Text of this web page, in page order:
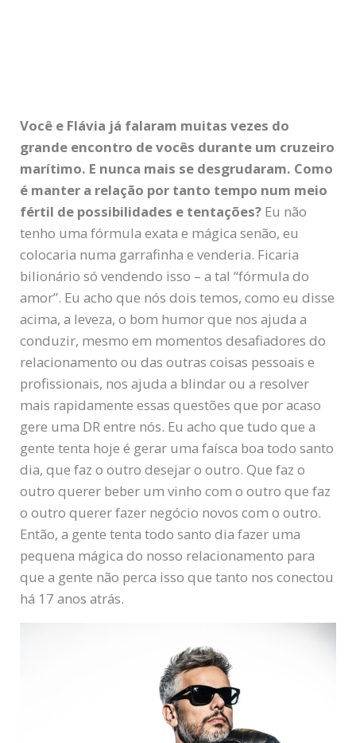
Você e Flávia já falaram muitas vezes do
grande encontro de vocês durante um cruzeiro
marítimo. E nunca mais se desgrudaram. Como
é manter a relação por tanto tempo num meio
fértil de possibilidades e tentações? Eu não
tenho uma fórmula exata e mágica senão, eu
colocaria numa garrafinha e venderia. Ficaria
bilionário só vendendo isso – a tal “fórmula do
amor”. Eu acho que nós dois temos, como eu disse
acima, a leveza, o bom humor que nos ajuda a
conduzir, mesmo em momentos desafiadores do
relacionamento ou das outras coisas pessoais e
profissionais, nos ajuda a blindar ou a resolver
mais rapidamente essas questões que por acaso
gere uma DR entre nós. Eu acho que tudo que a
gente tenta hoje é gerar uma faísca boa todo santo
dia, que faz o outro desejar o outro. Que faz o
outro querer beber um vinho com o outro que faz
o outro querer fazer negócio novos com o outro.
Então, a gente tenta todo santo dia fazer uma
pequena mágica do nosso relacionamento para
que a gente não perca isso que tanto nos conectou
há 17 anos atrás.